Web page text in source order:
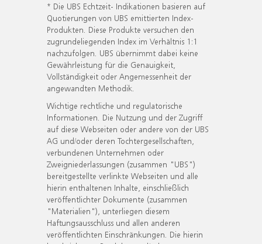
* Die UBS Echtzeit- Indikationen basieren auf
Quotierungen von UBS emittierten Index-
Produkten. Diese Produkte versuchen den
zugrundeliegenden Index im Verhältnis 1:1
nachzufolgen. UBS übernimmt dabei keine
Gewährleistung für die Genauigkeit,
Vollständigkeit oder Angemessenheit der
angewandten Methodik.
Wichtige rechtliche und regulatorische
Informationen. Die Nutzung und der Zugriff
auf diese Webseiten oder andere von der UBS
AG und/oder deren Tochtergesellschaften,
verbundenen Unternehmen oder
Zweigniederlassungen (zusammen "UBS")
bereitgestellte verlinkte Webseiten und alle
hierin enthaltenen Inhalte, einschließlich
veröffentlichter Dokumente (zusammen
"Materialien"), unterliegen diesem
Haftungsausschluss und allen anderen
veröffentlichten Einschränkungen. Die hierin